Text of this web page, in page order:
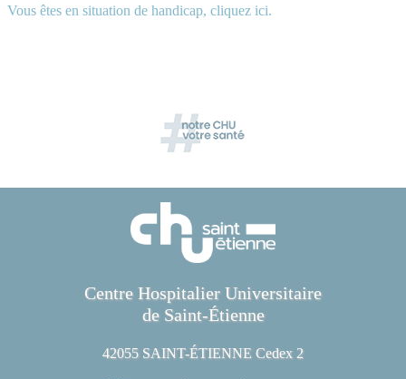
Vous êtes en situation de handicap, cliquez ici.
Centre Hospitalier Universitaire
de Saint-Étienne
42055 SAINT-ÉTIENNE Cedex 2